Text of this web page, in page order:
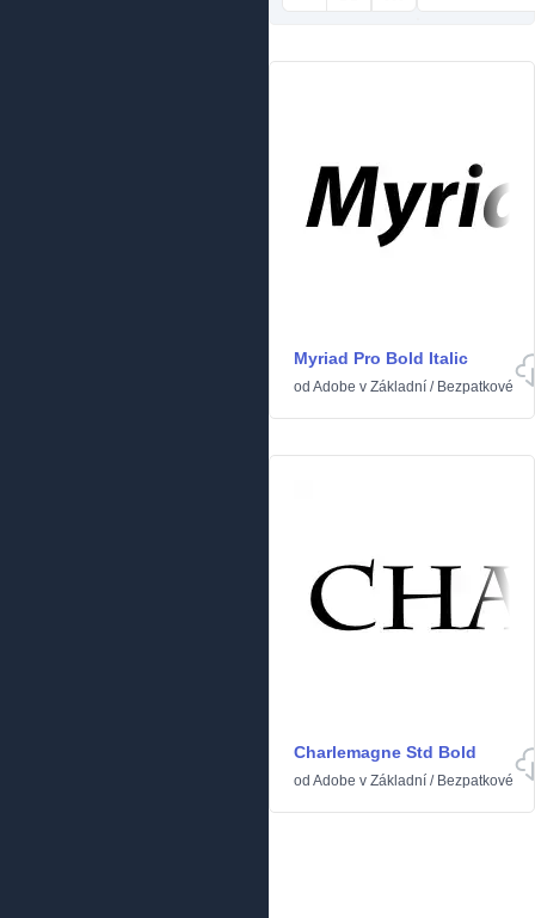
Myriad Pro Bold Italic
od Adobe v Základní / Bezpatkové
Charlemagne Std Bold
od Adobe v Základní / Bezpatkové